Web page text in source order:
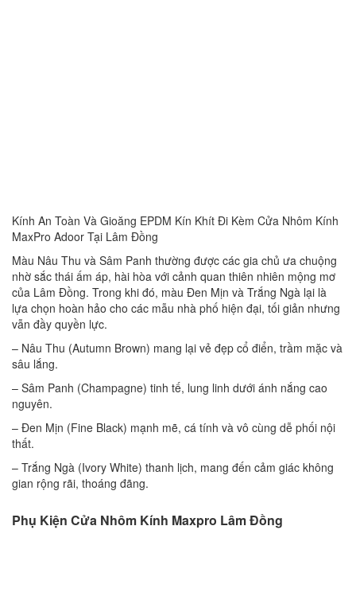
Kính An Toàn Và Gioăng EPDM Kín Khít Đi Kèm Cửa Nhôm Kính
MaxPro Adoor Tại Lâm Đồng
Màu Nâu Thu và Sâm Panh thường được các gia chủ ưa chuộng
nhờ sắc thái ấm áp, hài hòa với cảnh quan thiên nhiên mộng mơ
của Lâm Đồng. Trong khi đó, màu Đen Mịn và Trắng Ngà lại là
lựa chọn hoàn hảo cho các mẫu nhà phố hiện đại, tối giản nhưng
vẫn đầy quyền lực.
– Nâu Thu (Autumn Brown) mang lại vẻ đẹp cổ điển, trầm mặc và
sâu lắng.
– Sâm Panh (Champagne) tinh tế, lung linh dưới ánh nắng cao
nguyên.
– Đen Mịn (Fine Black) mạnh mẽ, cá tính và vô cùng dễ phối nội
thất.
– Trắng Ngà (Ivory White) thanh lịch, mang đến cảm giác không
gian rộng rãi, thoáng đãng.
Phụ Kiện Cửa Nhôm Kính Maxpro Lâm Đồng